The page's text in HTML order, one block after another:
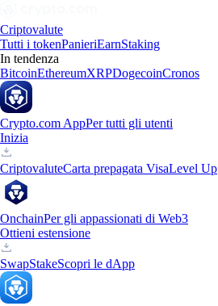
Criptovalute
Tutti i tokenPanieriEarnStaking
In tendenza
BitcoinEthereumXRPDogecoinCronos
Crypto.com AppPer tutti gli utenti
Inizia
CriptovaluteCarta prepagata VisaLevel Up
OnchainPer gli appassionati di Web3
Ottieni estensione
SwapStakeScopri le dApp